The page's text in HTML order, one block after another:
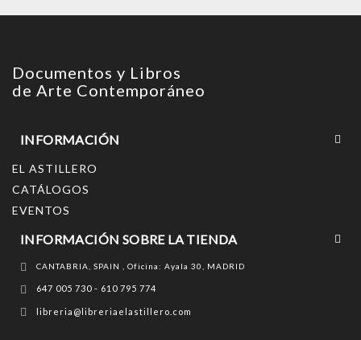
Documentos y Libros
de Arte Contemporáneo
INFORMACIÓN
EL ASTILLERO
CATÁLOGOS
EVENTOS
INFORMACIÓN SOBRE LA TIENDA
CANTABRIA, SPAIN , Oficina: Ayala 30, MADRID
647 005 730 - 610 795 774
libreria@libreriaelastillero.com